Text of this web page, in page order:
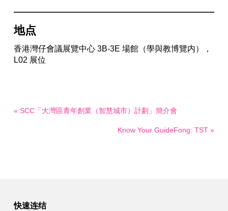
地点
香港灣仔會議展覽中心 3B-3E 場館（學與教博覽内），
L02 展位
« SCC「大灣區青年創業（智慧城市）計劃」簡介會
Know Your GuideFong: TST »
快速连结